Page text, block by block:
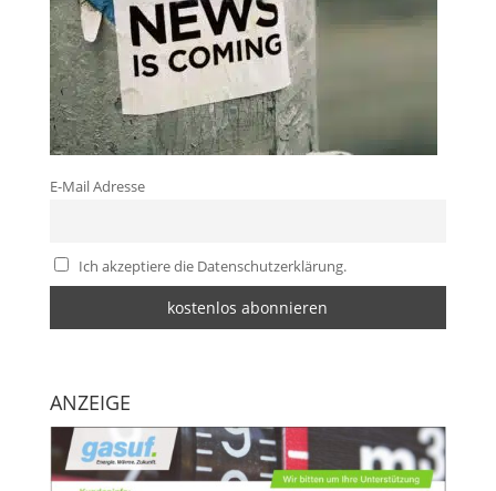
E-Mail Adresse
Ich akzeptiere die Datenschutzerklärung.
ANZEIGE